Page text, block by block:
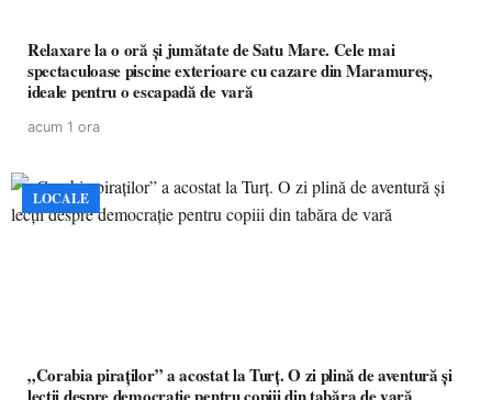
Relaxare la o oră și jumătate de Satu Mare. Cele mai
spectaculoase piscine exterioare cu cazare din Maramureș,
ideale pentru o escapadă de vară
acum 1 ora
LOCALE
„Corabia piraților” a acostat la Turț. O zi plină de aventură și